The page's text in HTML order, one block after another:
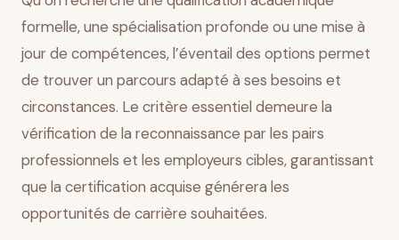
formelle, une spécialisation profonde ou une mise à
jour de compétences, l’éventail des options permet
de trouver un parcours adapté à ses besoins et
circonstances. Le critère essentiel demeure la
vérification de la reconnaissance par les pairs
professionnels et les employeurs cibles, garantissant
que la certification acquise générera les
opportunités de carrière souhaitées.